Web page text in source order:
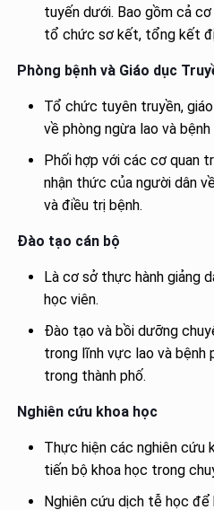
tuyến dưới. Bao gồm cả
tổ chức sơ kết, tổng kết
Phòng bệnh và Giáo dục
Tổ chức tuyên truyền,
về phòng ngừa lao và bệnh
Phối hợp với các cơ quan
nhận thức của người dân
và điều trị bệnh.
Đào tạo cán bộ
Là cơ sở thực hành giảng
học viên.
Đào tạo và bồi dưỡng
trong lĩnh vực lao và
trong thành phố.
Nghiên cứu khoa học
Thực hiện các nghiên cứu
tiến bộ khoa học trong
Nghiên cứu dịch tễ học